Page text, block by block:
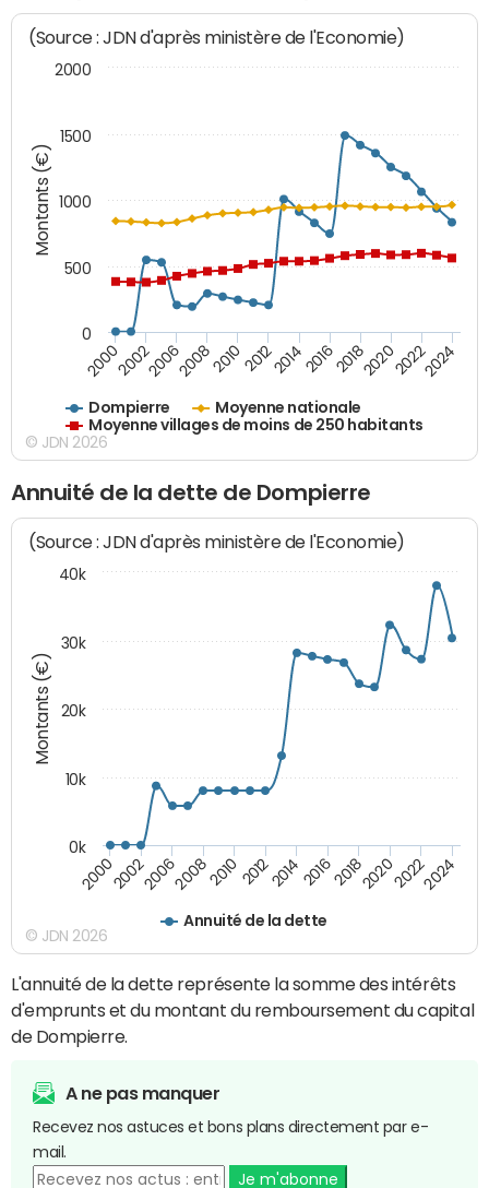
Montants (€)
(Source : JDN d'après ministère de l'Economie)
Dompierre
Moyenne nationale
Moyenne villages de moins de 250 habitants
200020022006200820102012201420162018202020222024
0
500
1000
1500
2000
© JDN 2026
Annuité de la dette de Dompierre
Montants (€)
(Source : JDN d'après ministère de l'Economie)
Annuité de la dette
20002002200620082010 2012201420162018202020222024
0k
10k
20k
30k
40k
© JDN 2026
L'annuité de la dette représente la somme des intérêts
d'emprunts et du montant du remboursement du capital
de Dompierre.
A ne pas manquer
Recevez nos astuces et bons plans directement par e-
mail.
Je m'abonne